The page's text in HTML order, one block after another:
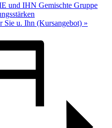
und IHN Gemischte Gruppe
Sie u. Ihn (Kursangebot) »